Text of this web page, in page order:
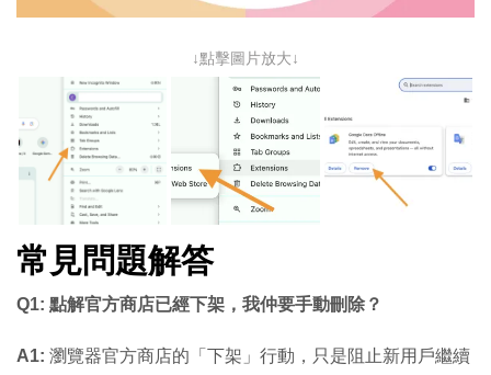
↓點擊圖片放大↓
常見問題解答
Q1: 點解官方商店已經下架，我仲要手動刪除？
A1: 瀏覽器官方商店的「下架」行動，只是阻止新用戶繼續